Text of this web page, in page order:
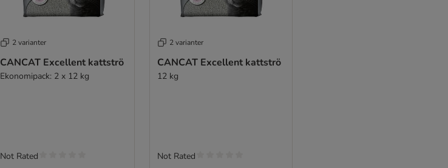
2 varianter
CANCAT Excellent kattströ
Ekonomipack: 2 x 12 kg
Not Rated
2 varianter
CANCAT Excellent kattströ
12 kg
Not Rated